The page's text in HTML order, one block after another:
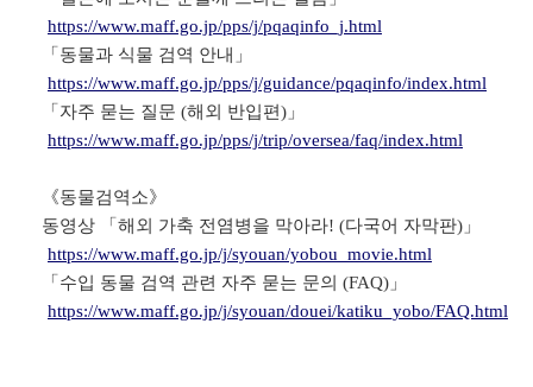
https://www.maff.go.jp/pps/j/pqaqinfo_j.html
「동물과 식물 검역 안내」
https://www.maff.go.jp/pps/j/guidance/pqaqinfo/index.html
「자주 묻는 질문 (해외 반입편)」
https://www.maff.go.jp/pps/j/trip/oversea/faq/index.html
《동물검역소》
동영상 「해외 가축 전염병을 막아라! (다국어 자막판)」
https://www.maff.go.jp/j/syouan/yobou_movie.html
「수입 동물 검역 관련 자주 묻는 문의 (FAQ)」
https://www.maff.go.jp/j/syouan/douei/katiku_yobo/FAQ.html